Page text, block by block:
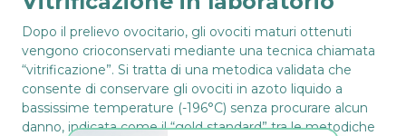
Dopo il prelievo ovocitario, gli ovociti maturi ottenuti
vengono crioconservati mediante una tecnica chiamata
“vitrificazione”. Si tratta di una metodica validata che
consente di conservare gli ovociti in azoto liquido a
bassissime temperature (-196°C) senza procurare alcun
danno, indicata come il “gold standard” tra le metodiche